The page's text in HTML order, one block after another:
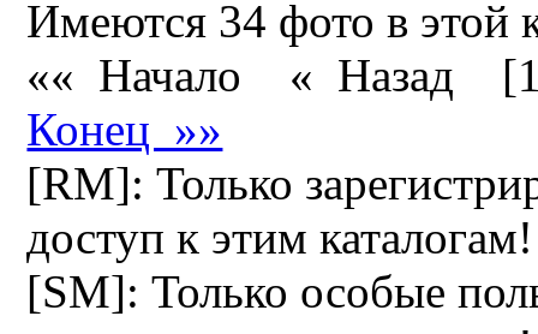
Имеются 34 фото в этой
«« Начало
« Назад
Конец »»
[RM]: Только
доступ к этим
[SM]: Только особые